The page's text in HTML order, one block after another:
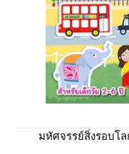
มหัศจรรย์สิ่งรอบโ